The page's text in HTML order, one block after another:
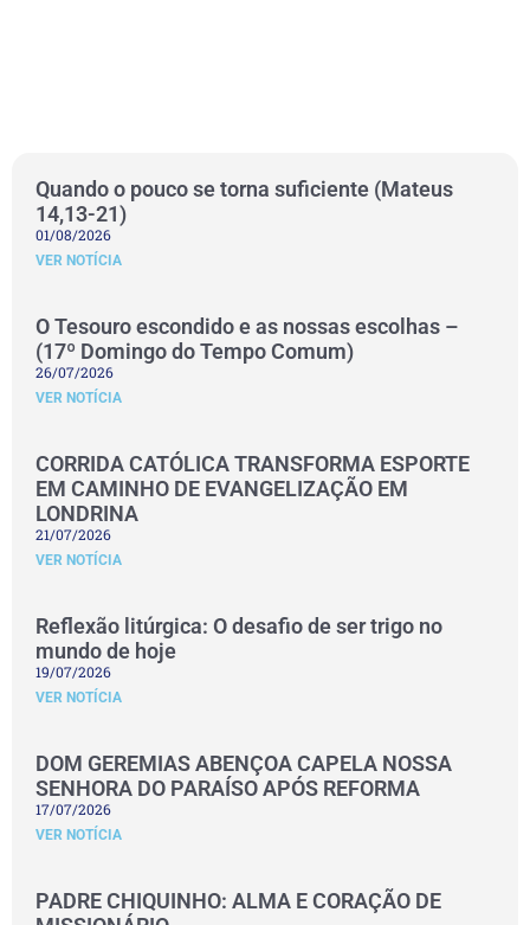
Quando o pouco se torna suficiente (Mateus
14,13-21)
01/08/2026
VER NOTÍCIA
O Tesouro escondido e as nossas escolhas –
(17º Domingo do Tempo Comum)
26/07/2026
VER NOTÍCIA
CORRIDA CATÓLICA TRANSFORMA ESPORTE
EM CAMINHO DE EVANGELIZAÇÃO EM
LONDRINA
21/07/2026
VER NOTÍCIA
Reflexão litúrgica: O desafio de ser trigo no
mundo de hoje
19/07/2026
VER NOTÍCIA
DOM GEREMIAS ABENÇOA CAPELA NOSSA
SENHORA DO PARAÍSO APÓS REFORMA
17/07/2026
VER NOTÍCIA
PADRE CHIQUINHO: ALMA E CORAÇÃO DE